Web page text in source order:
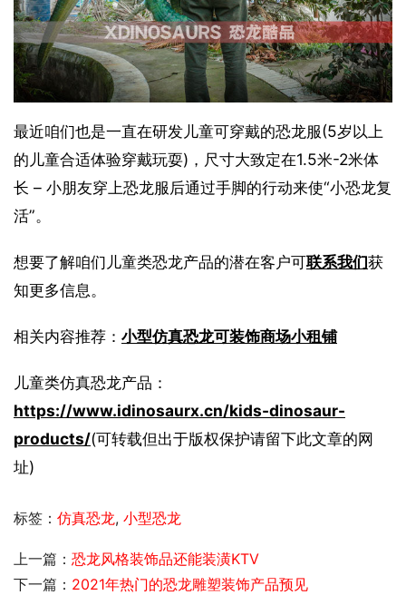
最近咱们也是一直在研发儿童可穿戴的恐龙服(5岁以上
的儿童合适体验穿戴玩耍)，尺寸大致定在1.5米-2米体
长 – 小朋友穿上恐龙服后通过手脚的行动来使“小恐龙复
活”。
想要了解咱们儿童类恐龙产品的潜在客户可联系我们获
知更多信息。
相关内容推荐： 小型仿真恐龙可装饰商场小租铺
儿童类仿真恐龙产品：
https://www.idinosaurx.cn/kids-dinosaur-
products/(可转载但出于版权保护请留下此文章的网
址)
标签： 仿真恐龙, 小型恐龙
上一篇： 恐龙风格装饰品还能装潢KTV
下一篇： 2021年热门的恐龙雕塑装饰产品预见